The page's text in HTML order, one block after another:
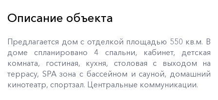
Описание объекта
Предлагается дом с отделкой площадью 550 кв.м. В
доме спланировано 4 спальни, кабинет, детская
комната, гостиная, кухня, столовая с выходом на
террасу, SPA зона с бассейном и сауной, домашний
кинотеатр, спортзал. Центральные коммуникации.